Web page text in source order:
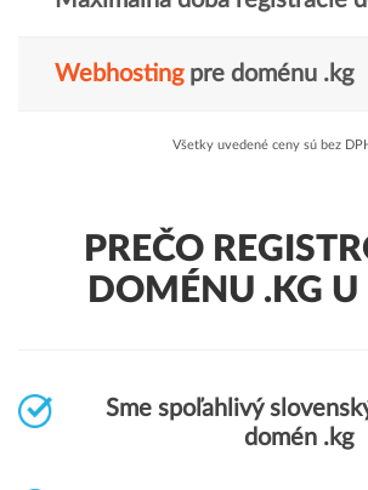
Webhostingpre doménu .kg
Všetky uvedené ceny sú bez
PREČO
DOMÉNU .KG U
Sme spoľahlivý
domén .kg